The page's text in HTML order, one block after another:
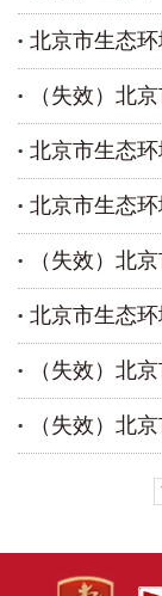
关于做好本
北京市生态
于开展2021
（失效）北
生态环境局
北京市生态
局关于公开
北京市生态
北京市商务
（失效）北
态环境局关
北京市生态
北京市统计
（失效）北
生态环境局
（失效）北
态环境局关